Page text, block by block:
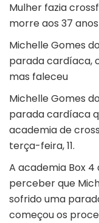
Mulher fazia
morre aos 37 anos
Michelle Gomes
parada cardíaca,
mas faleceu
Michelle Gomes
parada cardíaca
academia de
terça-feira, 11.
A academia Box 4
perceber que
sofrido uma
começou os